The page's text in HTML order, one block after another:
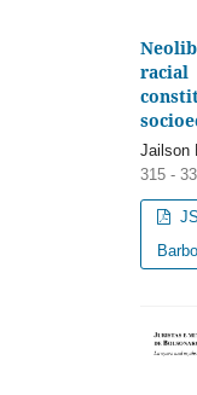
Jailson
315 -